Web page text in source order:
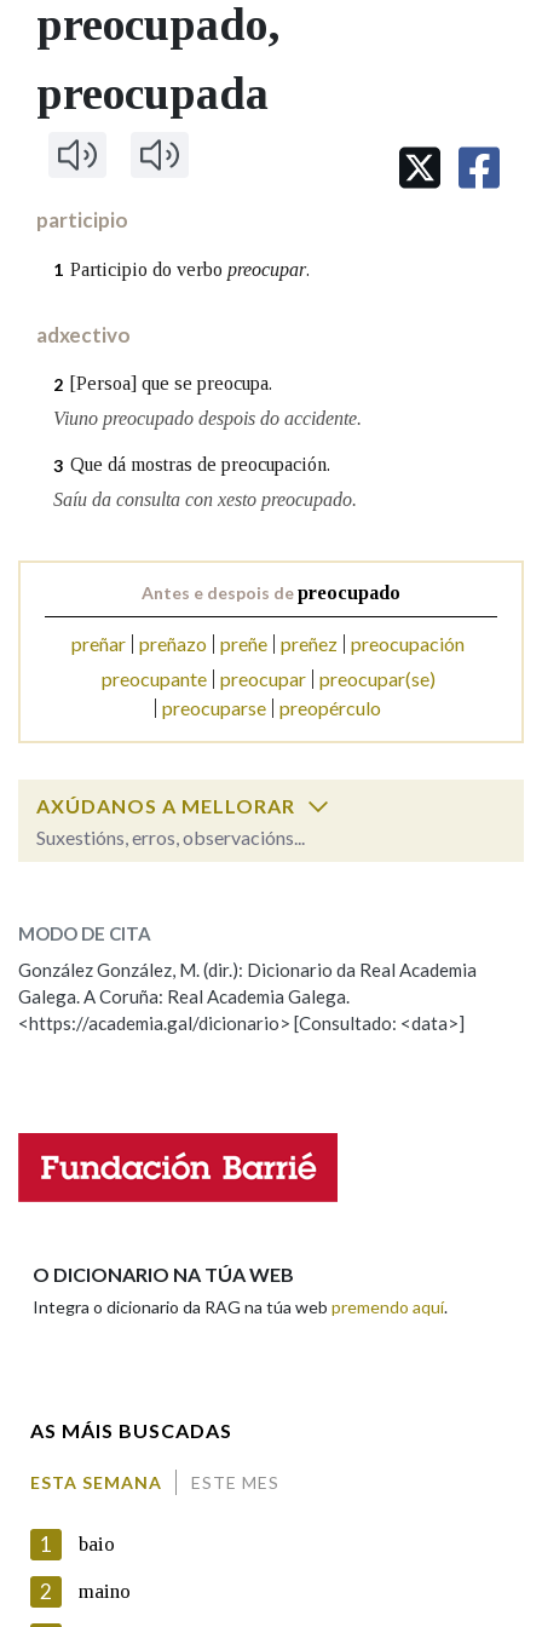
MARCIAL DEL ADALID
BAZÁN
FIGURAS HOMENAXEADAS
60 ANOS DLG
PRIMAVERA DAS LETRAS
PORTAL DAS PALABRAS
Facebook
TwitterYoutubeInstagram
Bluesky
BUSCAR NOS LEMAS
Remata por
Contén
BUSCAR NO CONTIDO
Nas definicións
OUTRAS OPCIÓNS DE BUSCA
Pertence a
LIMPAR BUSCA
preocupado,
preocupada
participio
1 Participio do verbo preocupar.
adxectivo
2 [Persoa] que se preocupa.
Viuno preocupado despois do accidente.
3 Que dá mostras de preocupación.
Saíu da consulta con xesto preocupado.
Antes e despois depreocupado
preñar preñazo preñe preñez preocupación
preocupante
preocupar
preocupar(se)
preocuparse preopérculo
AXÚDANOS A MELLORAR
Suxestións, erros, observacións...
ESCOLLE UNHA OPCIÓN:
Observación Hai un erro na palabra
Propoño mellorar a definición
Nome
MODO DE CITA
González González, M. (dir.): Dicionario da Real Academia
Galega. A Coruña: Real Academia Galega.
<https://academia.gal/dicionario> [Consultado: <data>]
O DICIONARIO NA TÚA WEB
Integra o dicionario da RAG na túa web premendo aquí.
AS MÁIS BUSCADAS
ESTA SEMANA ESTE MES
1 baio
2 maino